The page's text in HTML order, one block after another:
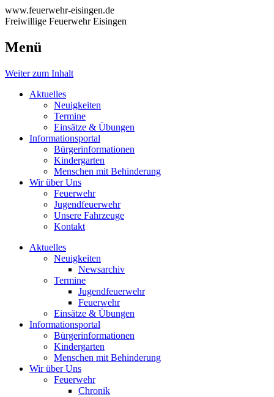
www.feuerwehr-eisingen.de
Freiwillige Feuerwehr Eisingen
Menü
Weiter zum Inhalt
Aktuelles
Neuigkeiten
Termine
Einsätze & Übungen
Informationsportal
Bürgerinformationen
Kindergarten
Menschen mit Behinderung
Wir über Uns
Feuerwehr
Jugendfeuerwehr
Unsere Fahrzeuge
Kontakt
Aktuelles
Neuigkeiten
Newsarchiv
Termine
Jugendfeuerwehr
Feuerwehr
Einsätze & Übungen
Informationsportal
Bürgerinformationen
Kindergarten
Menschen mit Behinderung
Wir über Uns
Feuerwehr
Chronik